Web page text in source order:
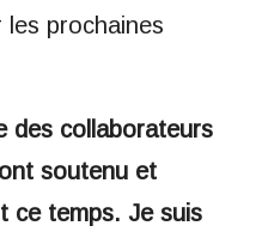
prochaines
des collaborateurs
soutenu et
ce temps. Je suis